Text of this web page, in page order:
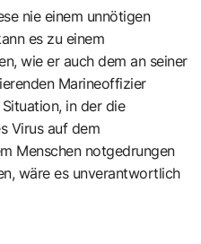
nie einem unnötigen
es zu einem
wie er auch dem an seiner
Marineoffizier
in der die
Virus auf dem
Menschen notgedrungen
wäre es unverantwortlich